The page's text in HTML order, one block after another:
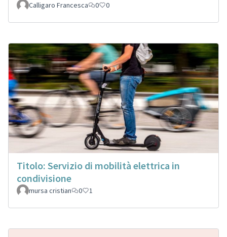
Calligaro Francesca 0 0
Titolo: Servizio di mobilità elettrica in
condivisione
mursa cristian 0 1